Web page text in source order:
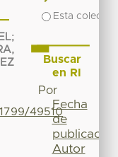
;
49510
Esta
Buscar
en RI
Por
Fecha
de
publicación
Autor